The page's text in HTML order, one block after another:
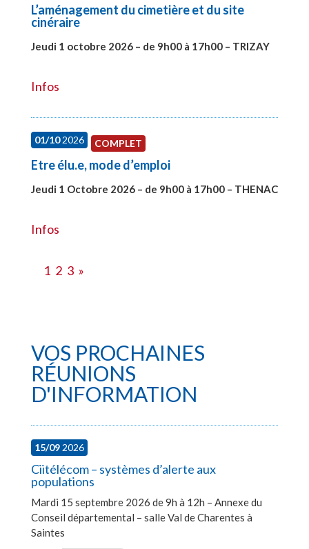
L’aménagement du cimetière et du site
cinéraire
Jeudi 1 octobre 2026 – de 9h00 à 17h00 – TRIZAY
Infos
01/102026 COMPLET
Etre élu.e, mode d’emploi
Jeudi 1 Octobre 2026 – de 9h00 à 17h00 – THENAC
Infos
1 2 3 »
VOS PROCHAINES
RÉUNIONS
D'INFORMATION
15/092026
Ciitélécom – systèmes d’alerte aux
populations
Mardi 15 septembre 2026 de 9h à 12h – Annexe du
Conseil départemental – salle Val de Charentes à
Saintes